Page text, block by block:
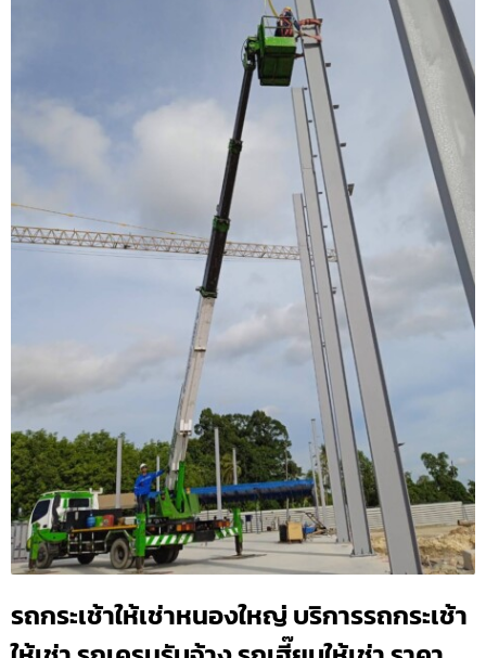
รถกระเช้าให้เช่าหนองใหญ่ บริการรถกระเช้า